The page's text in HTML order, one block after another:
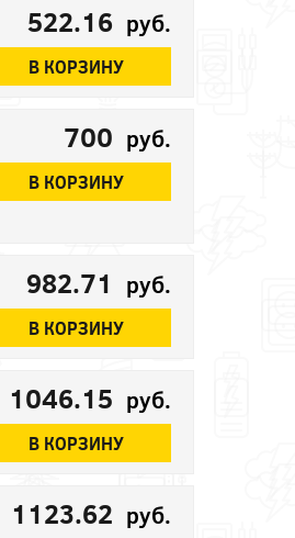
522.16 руб.
В КОРЗИНУ
700 руб.
В КОРЗИНУ
982.71 руб.
В КОРЗИНУ
1046.15 руб.
В КОРЗИНУ
1123.62 руб.